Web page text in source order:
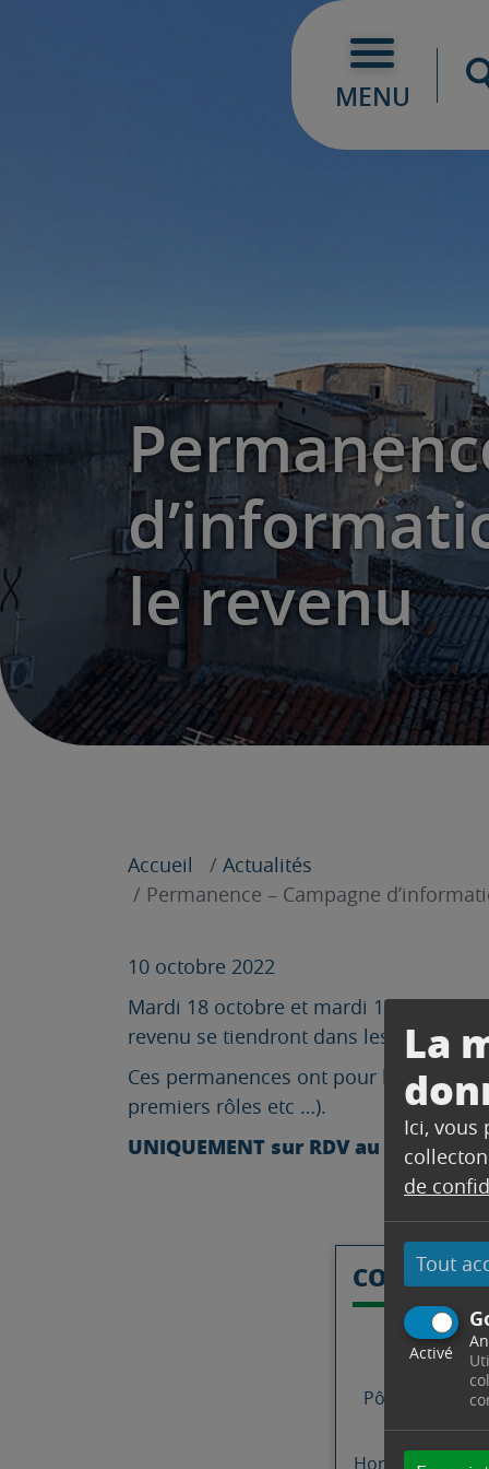
La
Ici, vous
de
Tout
Activé
MENU
le revenu
Accueil
Actualités
Permanence – Campagne
10 octobre 2022
Mardi 18 octobre et mardi 15
revenu se tiendront dans les locaux de
Ces permanences ont pour but de
premiers rôles etc …).
UNIQUEMENT sur RDV au
CONTACT
Pôle Solidarité
Horaires : Lundi